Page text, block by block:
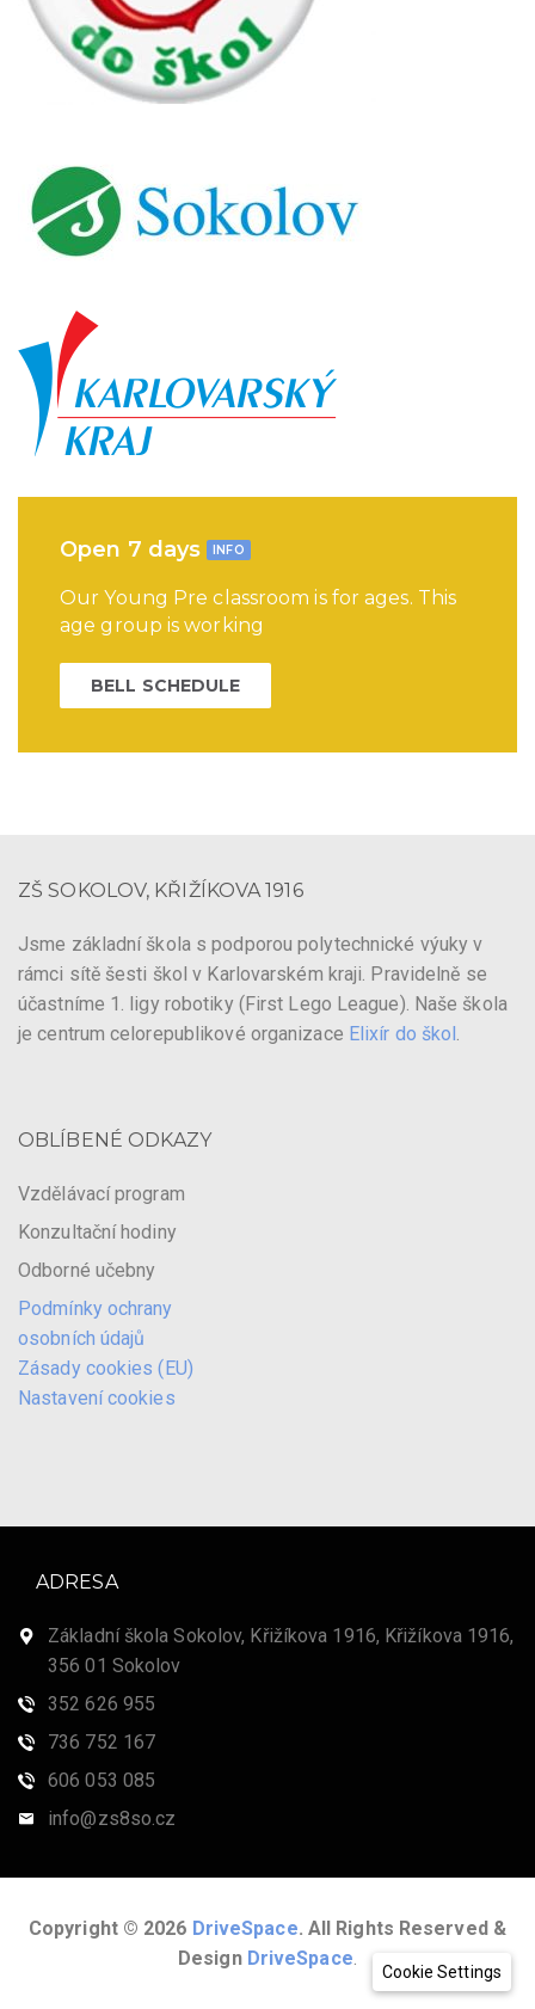
Open 7 days INFO
Our Young Pre classroom is for ages. This
age group is working
BELL SCHEDULE
ZŠ SOKOLOV, KŘIŽÍKOVA 1916
Jsme základní škola s podporou polytechnické výuky v
rámci sítě šesti škol v Karlovarském kraji. Pravidelně se
účastníme 1. ligy robotiky (First Lego League). Naše škola
je centrum celorepublikové organizace Elixír do škol .
OBLÍBENÉ ODKAZY
Vzdělávací program
Konzultační hodiny
Odborné učebny
Podmínky ochrany
osobních údajů
Zásady cookies (EU)
Nastavení cookies
ADRESA
Základní škola Sokolov, Křižíkova 1916, Křižíkova 1916,
356 01 Sokolov
352 626 955
736 752 167
606 053 085
info@zs8so.cz
Copyright © 2026 DriveSpace. All Rights Reserved &
Design DriveSpace.
Cookie Settings